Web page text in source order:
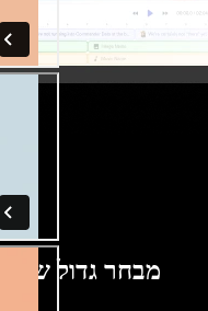
מבחר גדול של